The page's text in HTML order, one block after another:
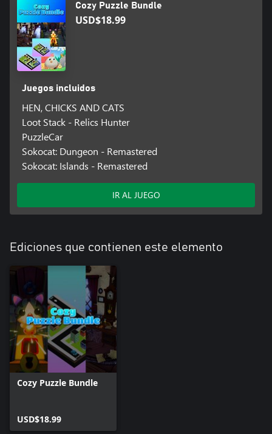
Cozy Puzzle Bundle
USD$18.99
Juegos incluidos
HEN, CHICKS AND CATS
Loot Stack - Relics Hunter
PuzzleCar
Sokocat: Dungeon - Remastered
Sokocat: Islands - Remastered
IR AL JUEGO
Ediciones que contienen este elemento
Cozy Puzzle Bundle
USD$18.99